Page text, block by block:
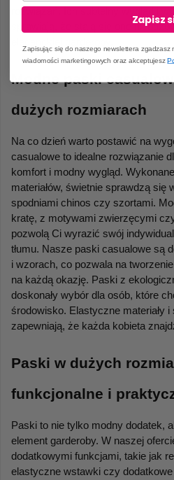
rozwiązań. Ich subtelny wygląd i
sprawiają, że stają się one
Modne paski
dużych rozmiarach
Na co dzień warto postawić na
casualowe to idealne rozwiązanie
komfort i modny wygląd.
materiałów, świetnie sprawdzą się
spodniami chinos czy szortami.
kratę, z motywami zwierzęcymi
pozwolą Ci wyrazić swój
tłumu. Nasze paski casualowe są
i wzorach, co pozwala na
na każdą okazję. Paski z
doskonały wybór dla osób, które
środowisko. Elastyczne materiały
zapewniają, że każda kobieta
Paski w dużych
funkcjonalne i
Paski to nie tylko modny dodatek,
element garderoby. W naszej
dodatkowymi funkcjami, takie jak
elastyczne wstawki czy
Zapisz
Zapisując się do naszego newslettera zgadzasz
wiadomości marketingowych oraz akceptujesz